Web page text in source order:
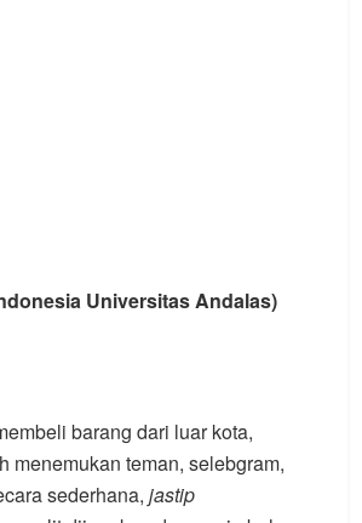
Universitas Andalas)
barang dari luar kota,
menemukan teman, selebgram,
sederhana, jastip